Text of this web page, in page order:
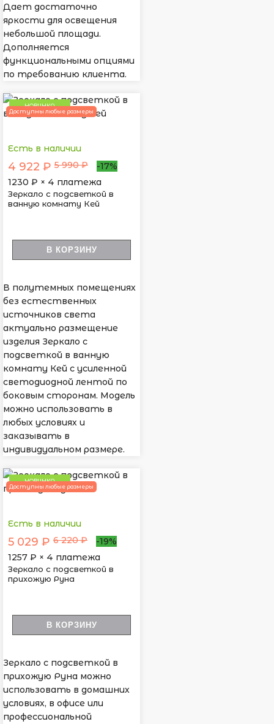
Дает достаточно
яркости для освещения
небольшой площади.
Дополняется
функциональными опциями
по требованию клиента.
НОВИНКА
Доступны любые размеры
Есть в наличии
4 922 ₽ 5 990 ₽
-17%
1230 ₽ × 4 платежа
Зеркало с подсветкой в
ванную комнату Кей
В КОРЗИНУ
В полутемных помещениях
без естественных
источников света
актуально размещение
изделия Зеркало с
подсветкой в ванную
комнату Кей с усиленной
светодиодной лентой по
боковым сторонам. Модель
можно использовать в
любых условиях и
заказывать в
индивидуальном размере.
НОВИНКА
Доступны любые размеры
Есть в наличии
5 029 ₽ 6 220 ₽
-19%
1257 ₽ × 4 платежа
Зеркало с подсветкой в
прихожую Руна
В КОРЗИНУ
Зеркало с подсветкой в
прихожую Руна можно
использовать в домашних
условиях, в офисе или
профессиональной